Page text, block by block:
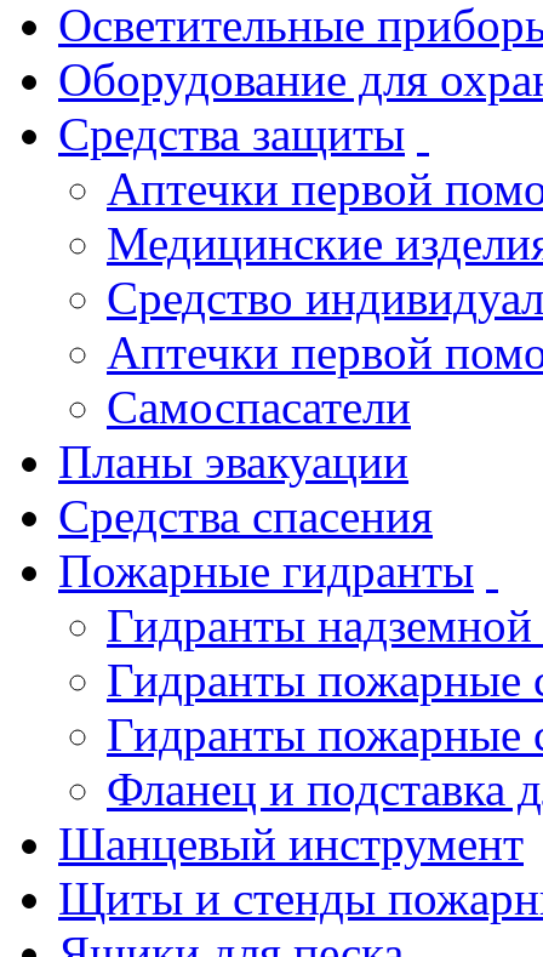
Осветительные
Оборудование для
Средства защиты
Аптечки первой
Медицинские
Средство
Аптечки первой
Самоспасатели
Планы эвакуации
Средства спасения
Пожарные гидранты
Гидранты
Гидранты пожарные
Гидранты пожарные
Фланец и подставка
Шанцевый инструмент
Щиты и стенды